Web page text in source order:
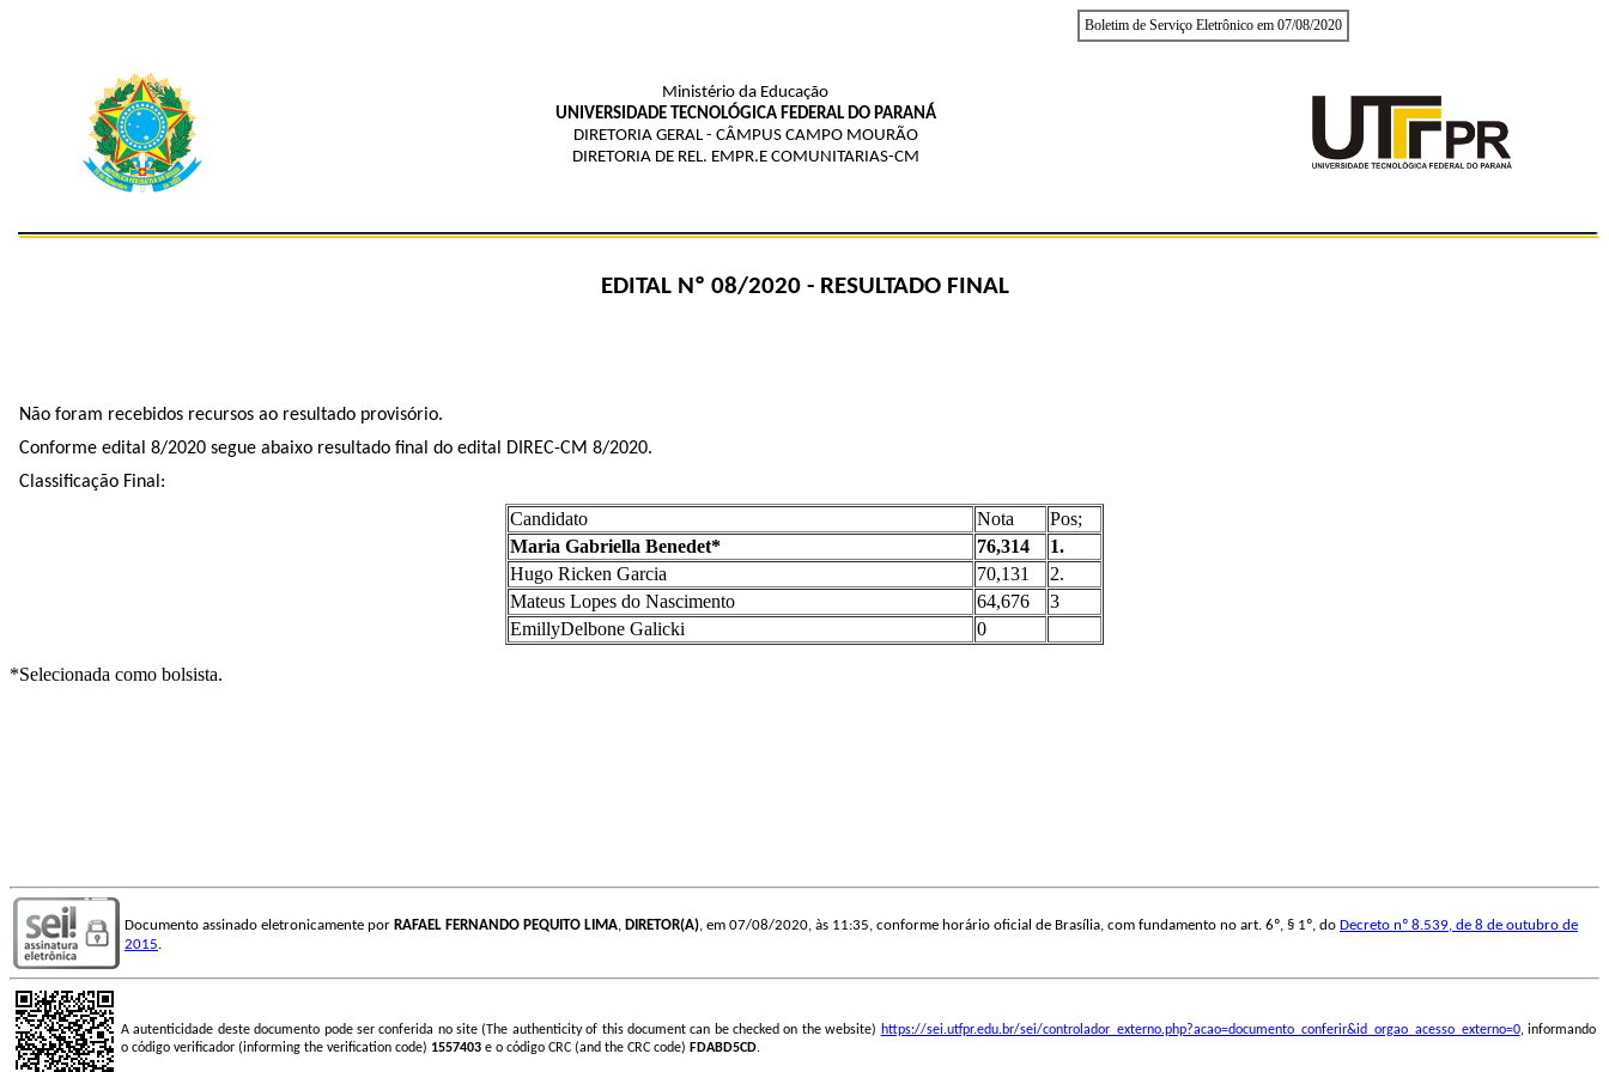
Boletim de Serviço Eletrônico em 07/08/2020
Ministério da Educação
UNIVERSIDADE TECNOLÓGICA FEDERAL DO PARANÁ
DIRETORIA GERAL - CÂMPUS CAMPO MOURÃO
DIRETORIA DE REL. EMPR.E COMUNITARIAS-CM
EDITAL Nº 08/2020 - RESULTADO FINAL
Não foram recebidos recursos ao resultado provisório.
Conforme edital 8/2020 segue abaixo resultado final do edital DIREC-CM 8/2020.
Classificação Final:
Candidato Nota
Pos;
Maria Gabriella Benedet*
76,314
1.
Hugo Ricken Garcia
70,131
2.
Mateus Lopes do Nascimento
64,676
3
EmillyDelbone Galicki
0
*Selecionada como bolsista.
Documento assinado eletronicamente por RAFAEL FERNANDO PEQUITO LIMA, DIRETOR(A), em 07/08/2020, às 11:35, conforme horário oficial de Brasília, com fundamento no art. 6º, § 1º, do Decreto nº 8.539, de 8 de outubro de
2015.
A autenticidade deste documento pode ser conferida no site (The authenticity of this document can be checked on the website) https://sei.utfpr.edu.br/sei/controlador_externo.php?acao=documento_conferir&id_orgao_acesso_externo=0, informando
o código verificador (informing the verification code) 1557403 e o código CRC (and the CRC code) FDABD5CD.